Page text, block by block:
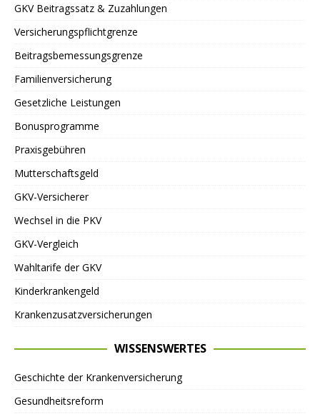
GKV Beitragssatz & Zuzahlungen
Versicherungspflichtgrenze
Beitragsbemessungsgrenze
Familienversicherung
Gesetzliche Leistungen
Bonusprogramme
Praxisgebühren
Mutterschaftsgeld
GKV-Versicherer
Wechsel in die PKV
GKV-Vergleich
Wahltarife der GKV
Kinderkrankengeld
Krankenzusatzversicherungen
WISSENSWERTES
Geschichte der Krankenversicherung
Gesundheitsreform